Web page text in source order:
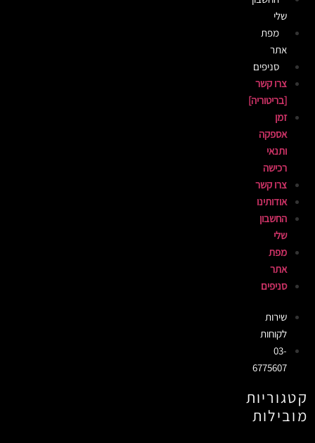
שלי
מפת
אתר
סניפים
צרו קשר
[בריטוריה]
זמן
אספקה
ותנאי
רכישה
צרו קשר
אודותינו
החשבון
שלי
מפת
אתר
סניפים
שירות
לקוחות
03-
6775607
קטגוריות
מובילות